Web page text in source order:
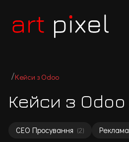
Кейси з Odoo
Кейси з Odoo
СЕО Просування (2) Реклама